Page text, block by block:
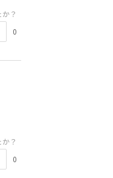
？
0
？
0